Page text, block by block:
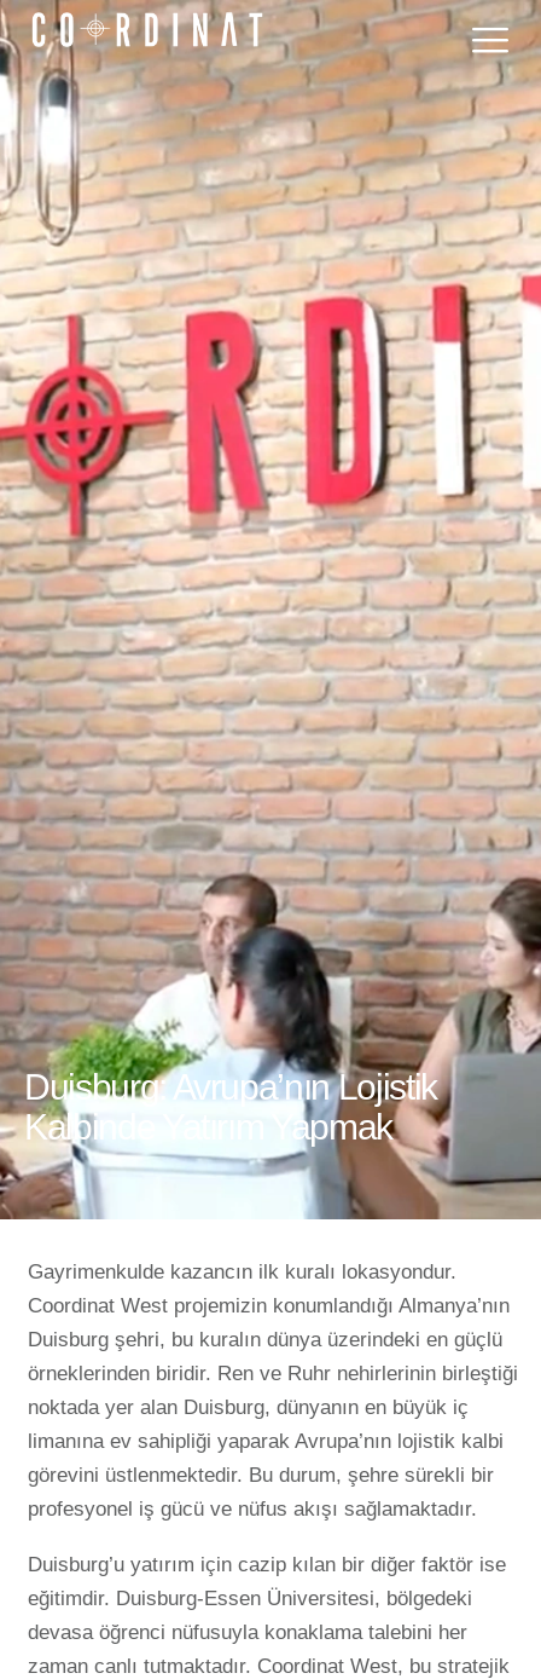
Duisburg: Avrupa’nın Lojistik
Kalbinde Yatırım Yapmak
Gayrimenkulde kazancın ilk kuralı lokasyondur.
Coordinat West projemizin konumlandığı Almanya’nın
Duisburg şehri, bu kuralın dünya üzerindeki en güçlü
örneklerinden biridir. Ren ve Ruhr nehirlerinin birleştiği
noktada yer alan Duisburg, dünyanın en büyük iç
limanına ev sahipliği yaparak Avrupa’nın lojistik kalbi
görevini üstlenmektedir. Bu durum, şehre sürekli bir
profesyonel iş gücü ve nüfus akışı sağlamaktadır.
Duisburg’u yatırım için cazip kılan bir diğer faktör ise
eğitimdir. Duisburg-Essen Üniversitesi, bölgedeki
devasa öğrenci nüfusuyla konaklama talebini her
zaman canlı tutmaktadır. Coordinat West, bu stratejik